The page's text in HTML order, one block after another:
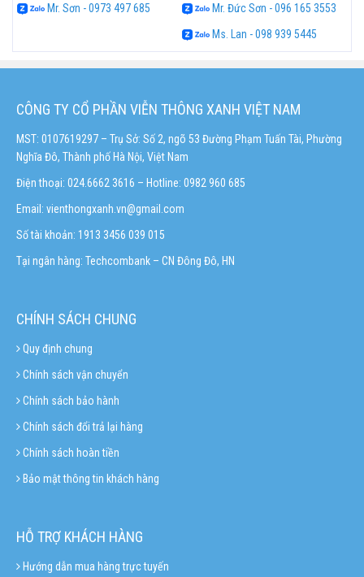
Mr. Sơn - 0973 497 685
Mr. Đức Sơn - 096 165 3553
Ms. Lan - 098 939 5445
CÔNG TY CỔ PHẦN VIỄN THÔNG XANH VIỆT NAM
MST: 0107619297 – Trụ Sở: Số 2, ngõ 53 Đường Phạm Tuấn Tài, Phường
Nghĩa Đô, Thành phố Hà Nội, Việt Nam
Điện thoại: 024.6662 3616 – Hotline: 0982 960 685
Email: vienthongxanh.vn@gmail.com
Số tài khoản: 1913 3456 039 015
Tại ngân hàng: Techcombank – CN Đông Đô, HN
CHÍNH SÁCH CHUNG
Quy định chung
Chính sách vận chuyển
Chính sách bảo hành
Chính sách đổi trả lại hàng
Chính sách hoàn tiền
Bảo mật thông tin khách hàng
HỖ TRỢ KHÁCH HÀNG
Hướng dẫn mua hàng trực tuyến